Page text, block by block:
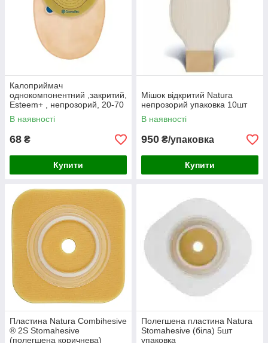
Калоприймач
однокомпонентний ,закритий,
Esteem+ , непрозорий, 20-70
mm
В наявності
68 ₴
Купити
Мішок відкритий Natura
непрозорий упаковка 10шт
В наявності
950 ₴/упаковка
Купити
Пластина Natura Combihesive
® 2S Stomahesive
(полегшена коричнева)
Полегшена пластина Natura
Stomahesive (біла) 5шт
упаковка